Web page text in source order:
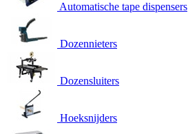
Automatische tape dispensers
Dozennieters
Dozensluiters
Hoeksnijders